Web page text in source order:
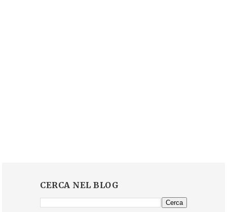
CERCA NEL BLOG